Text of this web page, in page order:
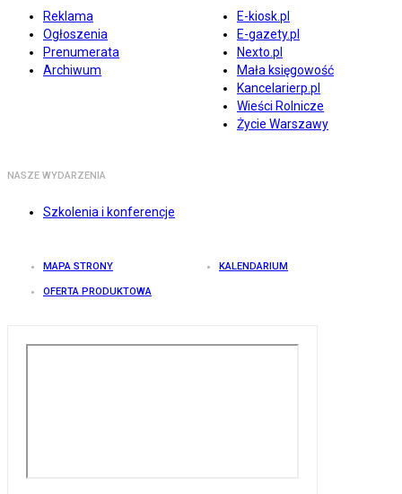
Reklama
Ogłoszenia
Prenumerata
Archiwum
E-kiosk.pl
E-gazety.pl
Nexto.pl
Mała księgowość
Kancelarierp.pl
Wieści Rolnicze
Życie Warszawy
NASZE WYDARZENIA
Szkolenia i konferencje
MAPA STRONY KALENDARIUM
OFERTA PRODUKTOWA